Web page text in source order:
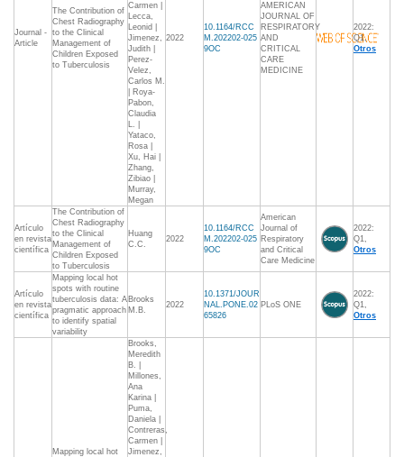
Journal -
Article
The Contribution of
Chest Radiography
to the Clinical
Management of
Children Exposed
to Tuberculosis
Carmen |
Lecca,
Leonid |
Jimenez,
Judith |
Perez-
Velez,
Carlos M.
| Roya-
Pabon,
Claudia
L. |
Yataco,
Rosa |
Xu, Hai |
Zhang,
Zibiao |
Murray,
Megan
2022
10.1164/RCC
M.202202-025
9OC
AMERICAN
JOURNAL OF
RESPIRATORY
AND
CRITICAL
CARE
MEDICINE
2022:
Q1,
Otros
Artículo
en revista
científica
The Contribution of
Chest Radiography
to the Clinical
Management of
Children Exposed
to Tuberculosis
Huang
C.C.
2022
10.1164/RCC
M.202202-025
9OC
American
Journal of
Respiratory
and Critical
Care Medicine
2022:
Q1,
Otros
Artículo
en revista
científica
Mapping local hot
spots with routine
tuberculosis data: A
pragmatic approach
to identify spatial
variability
Brooks
M.B.
2022
10.1371/JOUR
NAL.PONE.02
65826
PLoS ONE
2022:
Q1,
Otros
Mapping local hot
Brooks,
Meredith
B. |
Millones,
Ana
Karina |
Puma,
Daniela |
Contreras,
Carmen |
Jimenez,